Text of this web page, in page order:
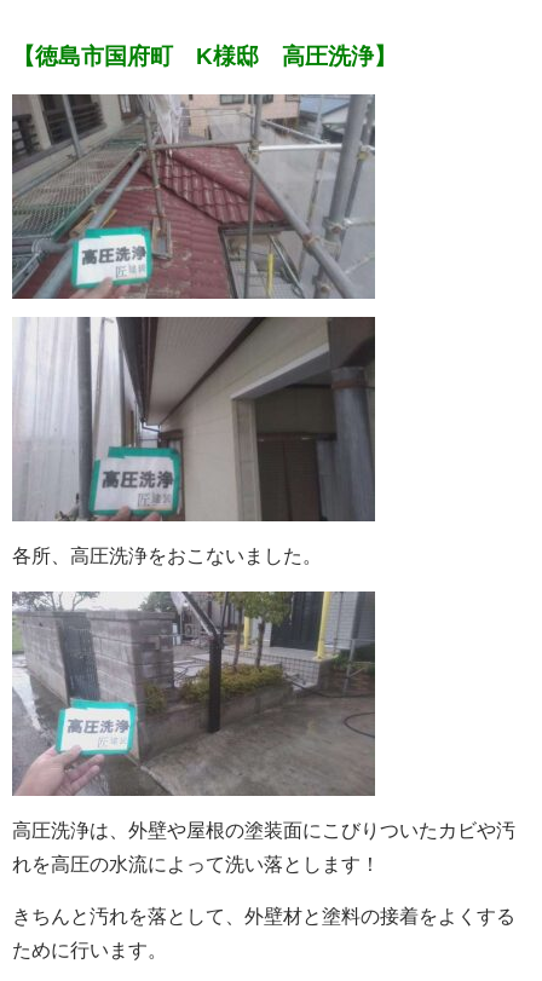
【徳島市国府町 K様邸 高圧洗浄】
各所、高圧洗浄をおこないました。
高圧洗浄は、外壁や屋根の塗装面にこびりついたカビや汚
れを高圧の水流によって洗い落とします！
きちんと汚れを落として、外壁材と塗料の接着をよくする
ために行います。